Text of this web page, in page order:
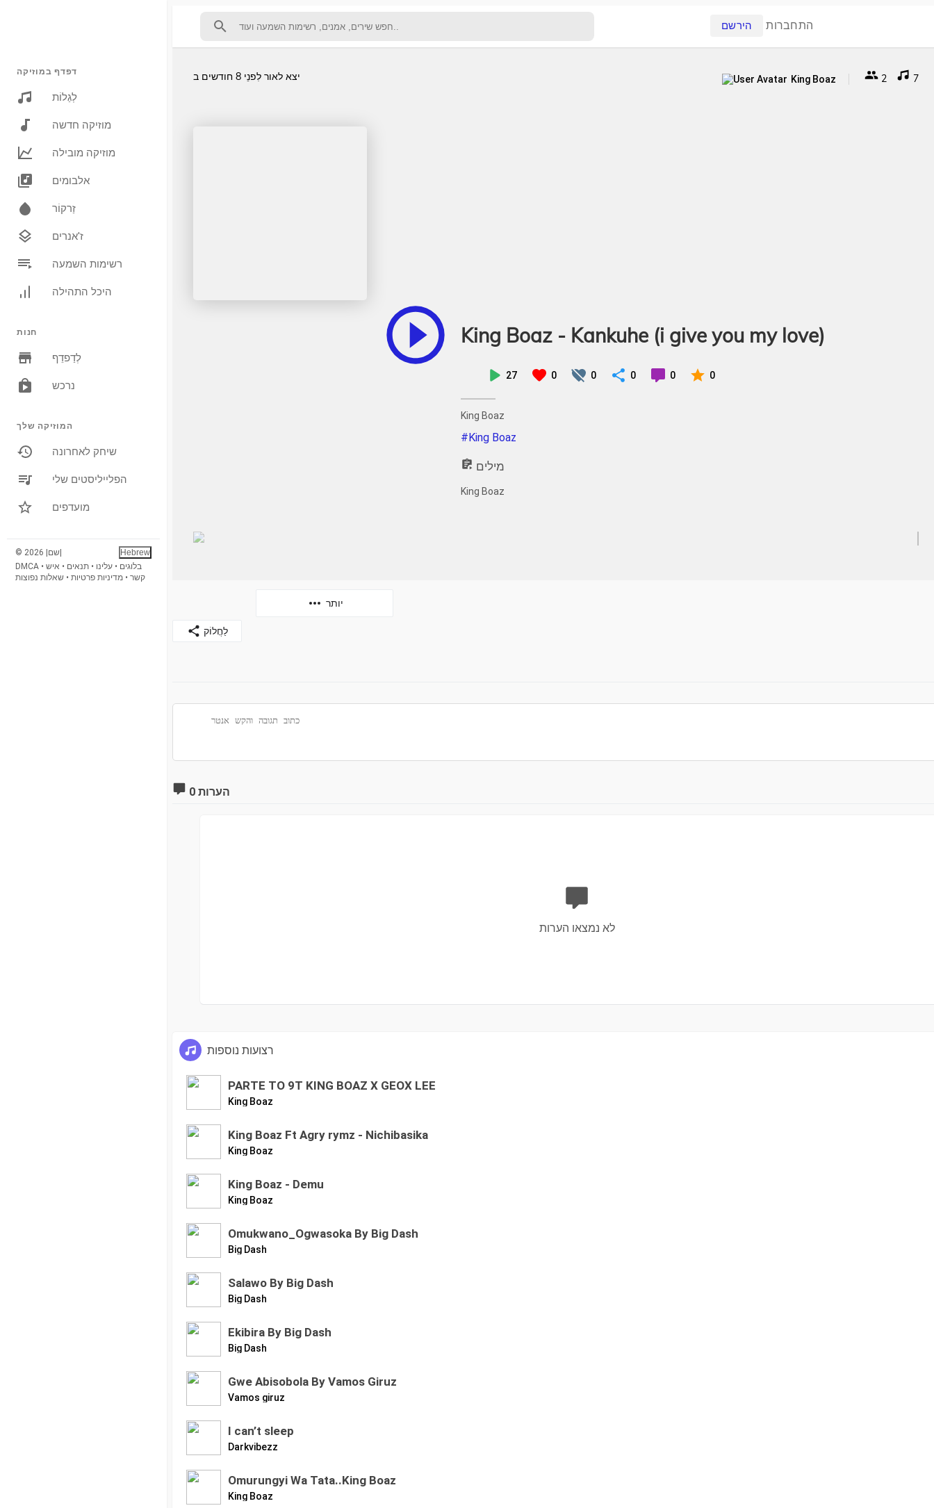
דפדף במוזיקה
לְגַלוֹת
מוזיקה חדשה
מוזיקה מובילה
אלבומים
זַרקוֹר
ז'אנרים
רשימות השמעה
היכל התהילה
חנות
לְדַפדֵף
נרכש
המוזיקה שלך
שיחק לאחרונה
הפלייליסטים שלי
מועדפים
Hebrew
DMCA • בלוגים • עלינו • תנאים • איש
קשר • מדיניות פרטיות • שאלות נפוצות
התחברות הירשם
יצא לאור לִפנֵי 8 חודשים ב King Boaz 2 7
King Boaz - Kankuhe (i give you my love)
27 0 0 0 0 0
King Boaz
#King Boaz
מילים
King Boaz
לַחֲלוֹק
יותר
0 הערות
לא נמצאו הערות
רצועות נוספות
PARTE TO 9T KING BOAZ X GEOX LEE
King Boaz
King Boaz Ft Agry rymz - Nichibasika
King Boaz
King Boaz - Demu
King Boaz
Omukwano_Ogwasoka By Big Dash
Big Dash
Salawo By Big Dash
Big Dash
Ekibira By Big Dash
Big Dash
Gwe Abisobola By Vamos Giruz
Vamos giruz
I can’t sleep
Darkvibezz
Omurungyi Wa Tata..King Boaz
King Boaz